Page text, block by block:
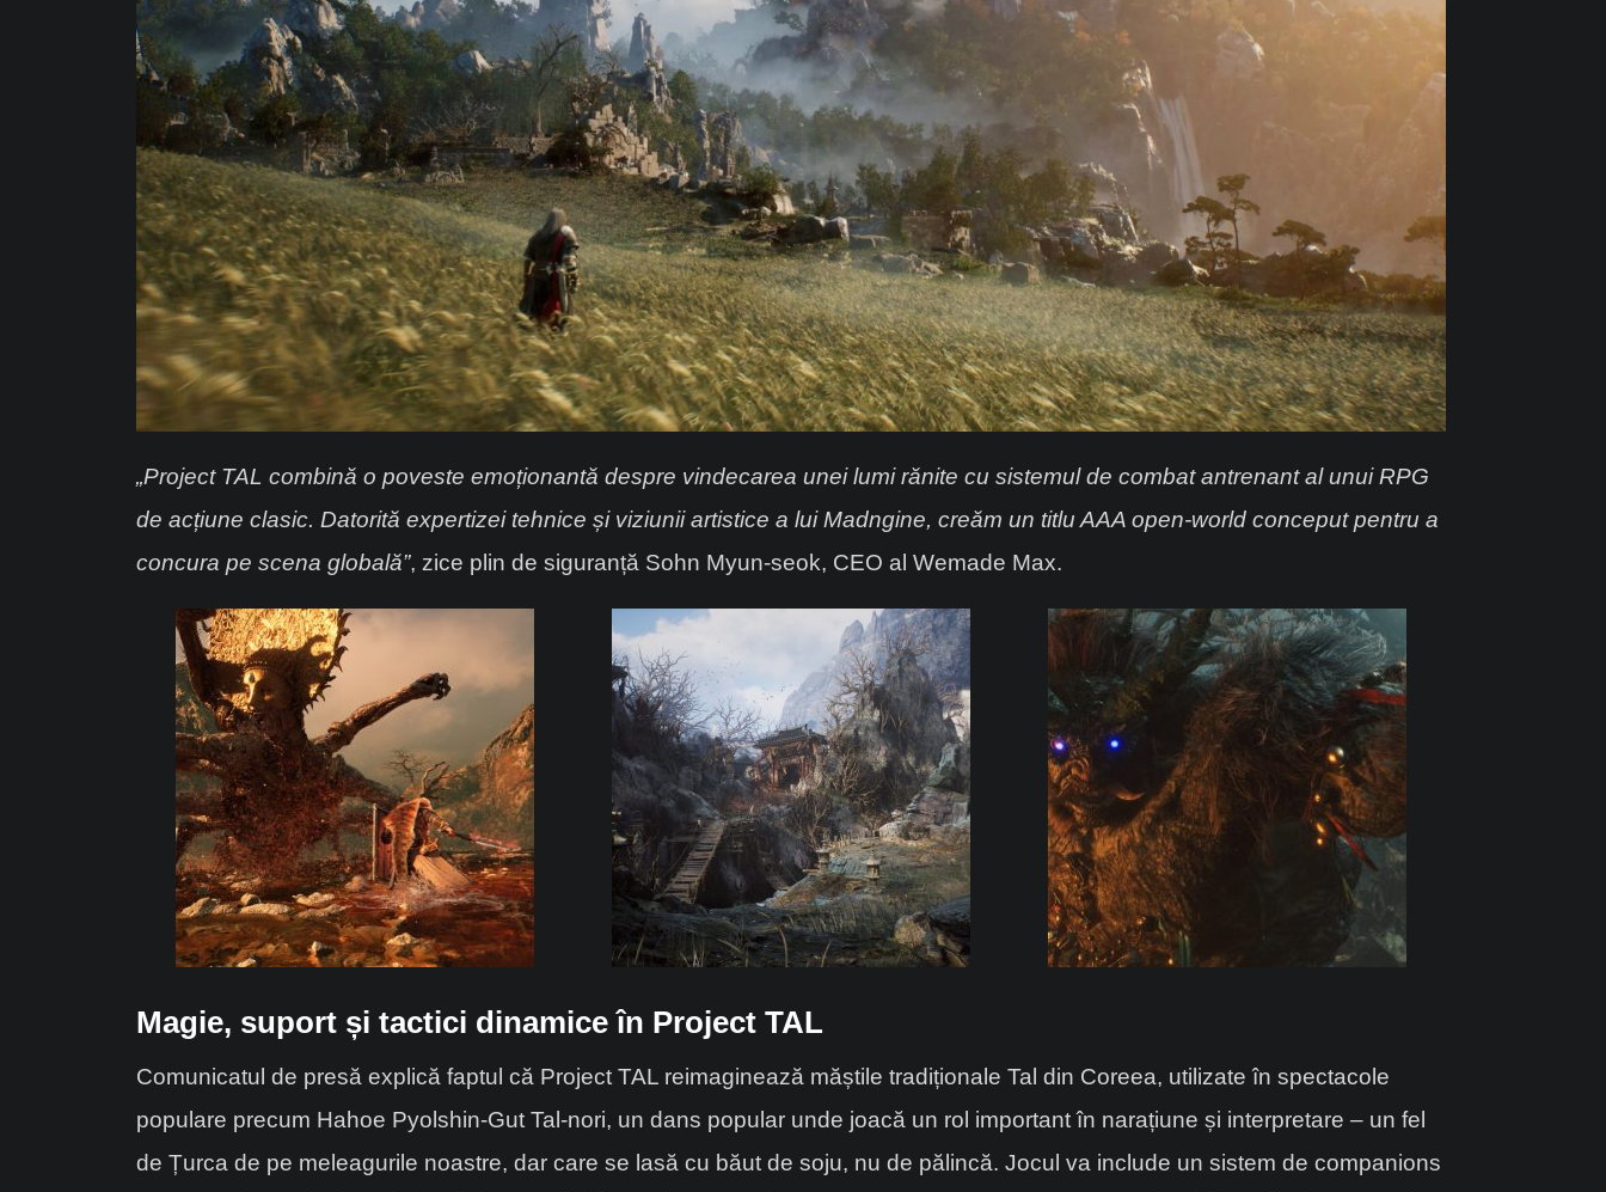
„Project TAL combină o poveste emoționantă despre vindecarea unei lumi rănite cu sistemul de combatantrenant al unui RPG
de acțiune clasic. Datorită expertizei tehnice și viziunii artistice a lui Madngine, creăm un titlu AAA open-world conceput pentru a
concura pe scena globală”, zice plin de siguranță Sohn Myun-seok, CEO al Wemade Max.
Magie, suport și tactici dinamice în Project TAL
Comunicatul de presă explică faptul că Project TAL reimaginează măștile tradiționale Tal din Coreea, utilizate în spectacole
populare precum Hahoe Pyolshin-Gut Tal-nori, un dans popular unde joacă un rol important în narațiune și interpretare – un fel
de Țurca de pe meleagurile noastre, dar care se lasă cu băut de soju, nu de pălincă. Jocul va include un sistem de companions